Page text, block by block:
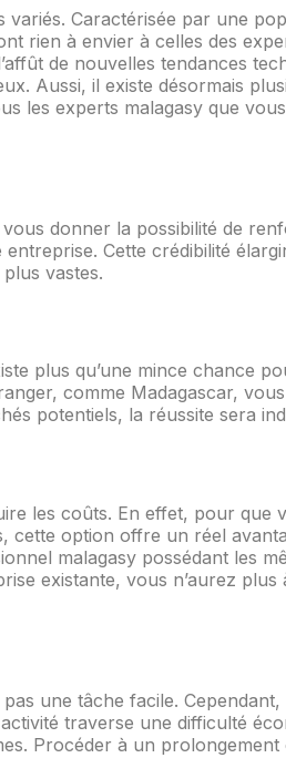
Caractérisée par une
rien à envier à celles des
de nouvelles tendances
Aussi, il existe désormais
les experts malagasy que
donner la possibilité de
Cette crédibilité
vastes.
plus qu’une mince chance
comme Madagascar,
potentiels, la réussite sera
les coûts. En effet, pour
cette option offre un réel
malagasy possédant les
existante, vous n’aurez
une tâche facile.
traverse une difficulté
Procéder à un